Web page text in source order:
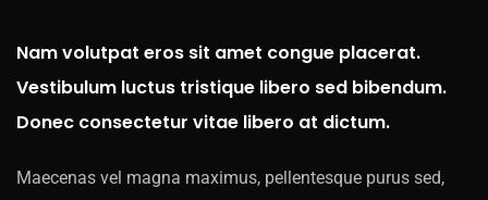
Nam volutpat eros sit amet congue placerat.
Vestibulum luctus tristique libero sed bibendum.
Donec consectetur vitae libero at dictum.
Maecenas vel magna maximus, pellentesque purus sed,